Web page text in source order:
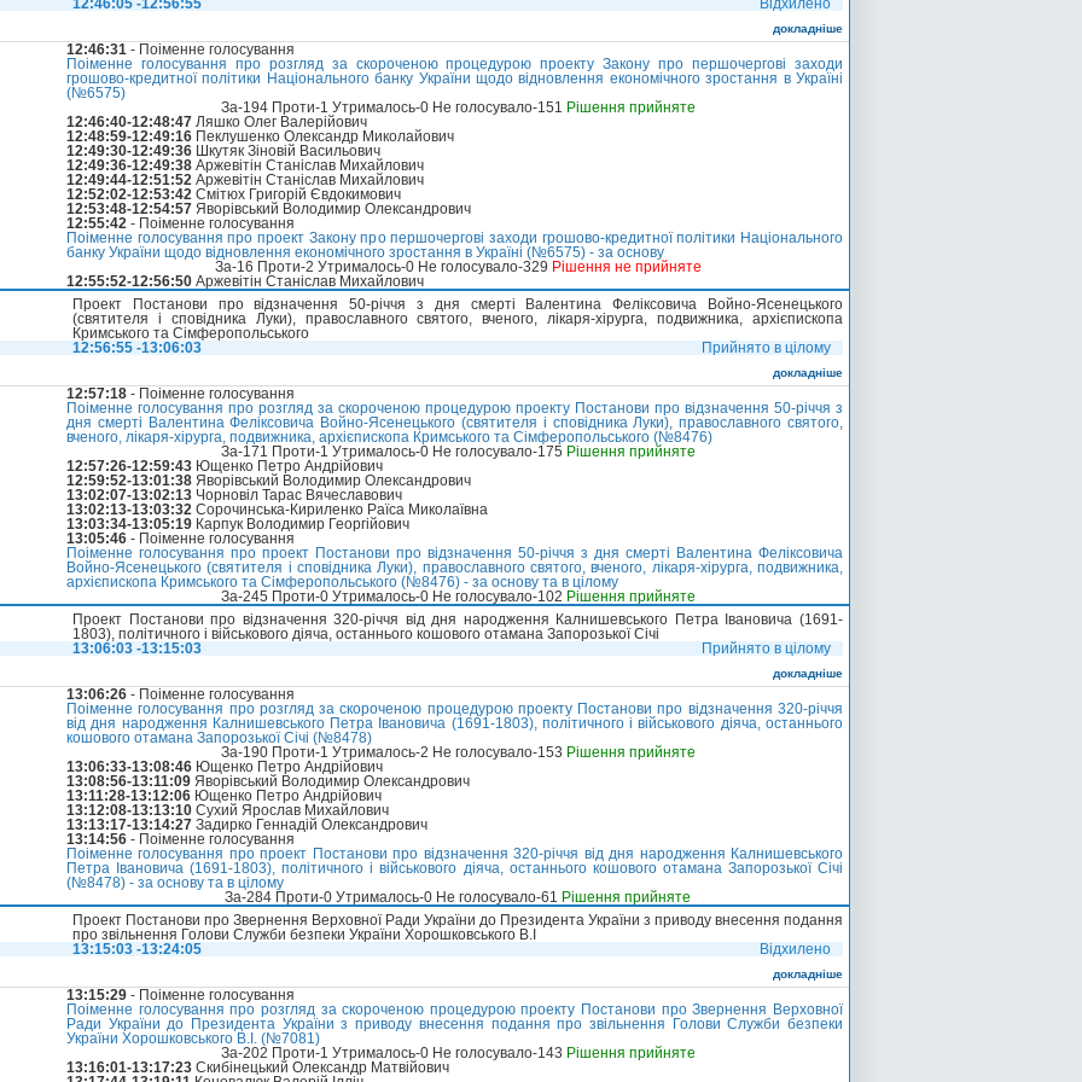
12:46:05 -12:56:55 Відхилено
докладніше
12:46:31 - Поіменне голосування
Поіменне голосування про розгляд за скороченою процедурою проекту Закону про першочергові заходи
грошово-кредитної політики Національного банку України щодо відновлення економічного зростання в Україні
(№6575)
За-194 Проти-1 Утрималось-0 Не голосувало-151 Рішення прийняте
12:46:40-12:48:47 Ляшко Олег Валерійович
12:48:59-12:49:16 Пеклушенко Олександр Миколайович
12:49:30-12:49:36 Шкутяк Зіновій Васильович
12:49:36-12:49:38 Аржевітін Станіслав Михайлович
12:49:44-12:51:52 Аржевітін Станіслав Михайлович
12:52:02-12:53:42 Смітюх Григорій Євдокимович
12:53:48-12:54:57 Яворівський Володимир Олександрович
12:55:42 - Поіменне голосування
Поіменне голосування про проект Закону про першочергові заходи грошово-кредитної політики Національного
банку України щодо відновлення економічного зростання в Україні (№6575) - за основу
За-16 Проти-2 Утрималось-0 Не голосувало-329 Рішення не прийняте
12:55:52-12:56:50 Аржевітін Станіслав Михайлович
Проект Постанови про відзначення 50-річчя з дня смерті Валентина Феліксовича Войно-Ясенецького
(святителя і сповідника Луки), православного святого, вченого, лікаря-хірурга, подвижника, архієпископа
Кримського та Сімферопольського
12:56:55 -13:06:03
Прийнято в цілому
докладніше
12:57:18 - Поіменне голосування
Поіменне голосування про розгляд за скороченою процедурою проекту Постанови про відзначення 50-річчя з
дня смерті Валентина Феліксовича Войно-Ясенецького (святителя і сповідника Луки), православного святого,
вченого, лікаря-хірурга, подвижника, архієпископа Кримського та Сімферопольського (№8476)
За-171 Проти-1 Утрималось-0 Не голосувало-175 Рішення прийняте
12:57:26-12:59:43 Ющенко Петро Андрійович
12:59:52-13:01:38 Яворівський Володимир Олександрович
13:02:07-13:02:13 Чорновіл Тарас Вячеславович
13:02:13-13:03:32 Сорочинська-Кириленко Раїса Миколаївна
13:03:34-13:05:19 Карпук Володимир Георгійович
13:05:46 - Поіменне голосування
Поіменне голосування про проект Постанови про відзначення 50-річчя з дня смерті Валентина Феліксовича
Войно-Ясенецького (святителя і сповідника Луки), православного святого, вченого, лікаря-хірурга, подвижника,
архієпископа Кримського та Сімферопольського (№8476) - за основу та в цілому
За-245 Проти-0 Утрималось-0 Не голосувало-102 Рішення прийняте
Проект Постанови про відзначення 320-річчя від дня народження Калнишевського Петра Івановича (1691-
1803), політичного і військового діяча, останнього кошового отамана Запорозької Січі
13:06:03 -13:15:03
Прийнято в цілому
докладніше
13:06:26 - Поіменне голосування
Поіменне голосування про розгляд за скороченою процедурою проекту Постанови про відзначення 320-річчя
від дня народження Калнишевського Петра Івановича (1691-1803), політичного і військового діяча, останнього
кошового отамана Запорозької Січі (№8478)
За-190 Проти-1 Утрималось-2 Не голосувало-153 Рішення прийняте
13:06:33-13:08:46 Ющенко Петро Андрійович
13:08:56-13:11:09 Яворівський Володимир Олександрович
13:11:28-13:12:06 Ющенко Петро Андрійович
13:12:08-13:13:10 Сухий Ярослав Михайлович
13:13:17-13:14:27 Задирко Геннадій Олександрович
13:14:56 - Поіменне голосування
Поіменне голосування про проект Постанови про відзначення 320-річчя від дня народження Калнишевського
Петра Івановича (1691-1803), політичного і військового діяча, останнього кошового отамана Запорозької Січі
(№8478) - за основу та в цілому
За-284 Проти-0 Утрималось-0 Не голосувало-61 Рішення прийняте
Проект Постанови про Звернення Верховної Ради України до Президента України з приводу внесення подання
про звільнення Голови Служби безпеки України Хорошковського В.І
13:15:03 -13:24:05
Відхилено
докладніше
13:15:29 - Поіменне голосування
Поіменне голосування про розгляд за скороченою процедурою проекту Постанови про Звернення Верховної
Ради України до Президента України з приводу внесення подання про звільнення Голови Служби безпеки
України Хорошковського В.І. (№7081)
За-202 Проти-1 Утрималось-0 Не голосувало-143 Рішення прийняте
13:16:01-13:17:23 Скибінецький Олександр Матвійович